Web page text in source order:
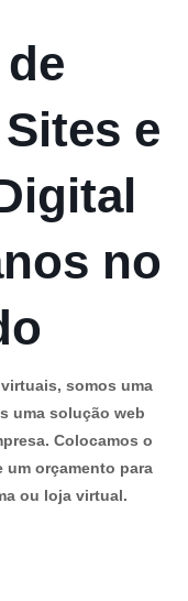
e
no
somos uma
uma solução web
Colocamos o
orçamento para
ou loja virtual.